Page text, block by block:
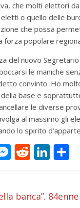
che molti elettori
o quello delle
che possa
forza popolare
del nuovo
le maniche
convinto .Ho
base e
le diverse
al massimo gli
lo spirito
M
e
R
di
Li
e
banca”.